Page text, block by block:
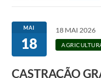
Transparência
Editais
MAI
18
18 MAI 2026
CASTRAÇÃO